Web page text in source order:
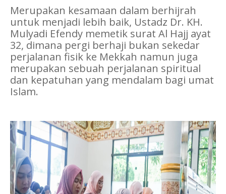
Merupakan kesamaan dalam berhijrah
untuk menjadi lebih baik, Ustadz Dr. KH.
Mulyadi Efendy memetik surat Al Hajj ayat
32, dimana pergi berhaji bukan sekedar
perjalanan fisik ke Mekkah namun juga
merupakan sebuah perjalanan spiritual
dan kepatuhan yang mendalam bagi umat
Islam.